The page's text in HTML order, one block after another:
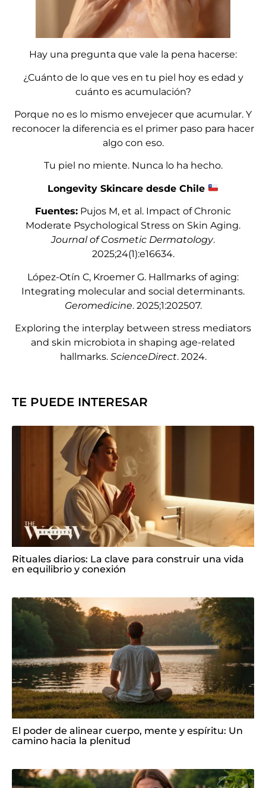
Hay una pregunta que vale la pena hacerse:
¿Cuánto de lo que ves en tu piel hoy es edad y
cuánto es acumulación?
Porque no es lo mismo envejecer que acumular. Y
reconocer la diferencia es el primer paso para hacer
algo con eso.
Tu piel no miente. Nunca lo ha hecho.
Longevity Skincare desde Chile
Fuentes: Pujos M, et al. Impact of Chronic
Moderate Psychological Stress on Skin Aging.
Journal of Cosmetic Dermatology.
2025;24(1):e16634.
López-Otín C, Kroemer G. Hallmarks of aging:
Integrating molecular and social determinants.
Geromedicine. 2025;1:202507.
Exploring the interplay between stress mediators
and skin microbiota in shaping age-related
hallmarks. ScienceDirect. 2024.
TE PUEDE INTERESAR
Rituales diarios: La clave para construir una vida
en equilibrio y conexión
El poder de alinear cuerpo, mente y espíritu: Un
camino hacia la plenitud